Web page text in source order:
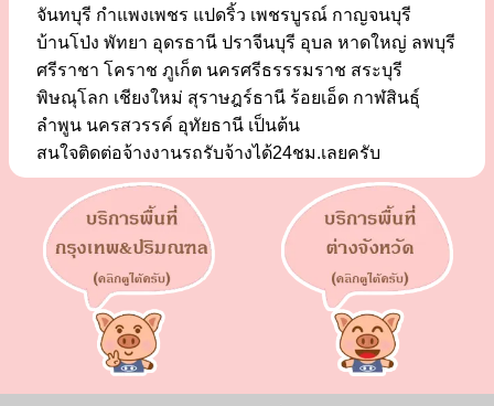
จันทบุรี กำแพงเพชร แปดริ้ว เพชรบูรณ์ กาญจนบุรี
บ้านโป่ง พัทยา อุดรธานี ปราจีนบุรี อุบล หาดใหญ่ ลพบุรี
ศรีราชา โคราช ภูเก็ต นครศรีธรรรมราช สระบุรี
พิษณุโลก เชียงใหม่ สุราษฎร์ธานี ร้อยเอ็ด กาฬสินธุ์
ลำพูน นครสวรรค์ อุทัยธานี เป็นต้น
สนใจติดต่อจ้างงานรถรับจ้างได้24ชม.เลยครับ